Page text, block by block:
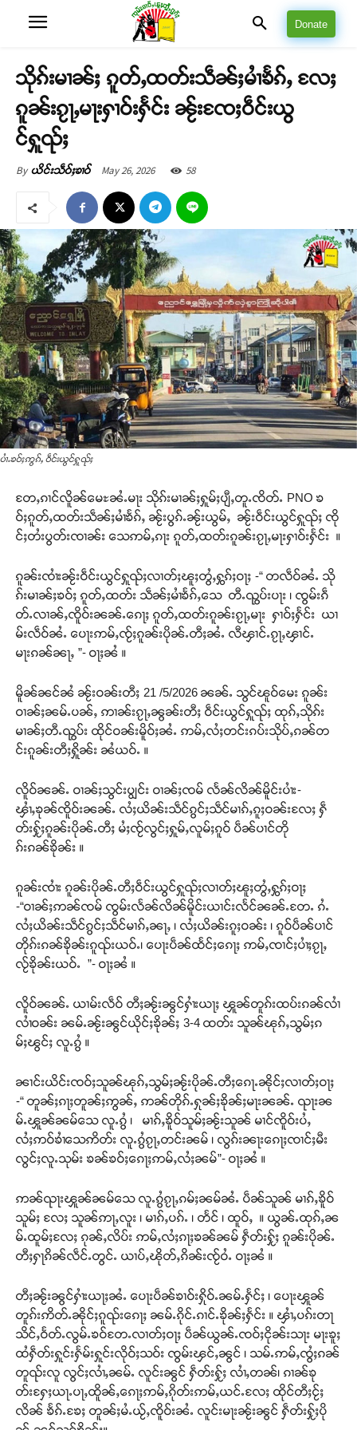
Donate
သိုၵ်းမၢၼ်ႈ ၵူတ်ႇထတ်းသဵၼ်ႈမၢႆၶႅၵ်ႇ လႄႈ
ၵူၼ်းၵႂႃႇမႃးႁၢဝ်းႁႅင်း ၼႂ်းၸႄႈဝဵင်းယွ
င်ႁူၺ်ႈ
By ယိင်းသဵဝ်ႈၶၢဝ် May 26, 2026 58
ပၢႆႉၶဝ်ႈဢွၵ်ႇ ဝဵင်းယွင်ႁူၺ်ႈ
တႄႇၵၢင်လိူၼ်မေႊၼႆႉမႃး သိုၵ်းမၢၼ်ႈႁူမ်ႈပျီႇတူႉၸိတ်ႉ PNO ၶ
ဝ်ႈၵူတ်ႇထတ်းသဵၼ်ႈမၢႆၶႅၵ်ႇ ၼႂ်းပွၵ်ႉၼႂ်းယွမ်ႇ ၼႂ်းဝဵင်းယွင်ႁူၺ်ႈ ၸို
င်ႈတႆးပွတ်းၸၢၼ်း သေဢမ်ႇၵႃး ၵူတ်ႇထတ်းၵူၼ်းၵႂႃႇမႃးႁၢဝ်းႁႅင်း ။
ၵူၼ်းၸၢႆးၼႂ်းဝဵင်းယွင်ႁူၺ်ႈလၢတ်ႈၽူႈတွႆႇႁွၵ်ႈဝႃႈ -“ တလဵဝ်ၼႆႉ သို
ၵ်းမၢၼ်ႈၶဝ်ႈ ၵူတ်ႇထတ်း သဵၼ်ႈမၢႆၶႅၵ်ႇသေ တီႉၺွပ်းပႃး ၊ ၸွမ်းၵဵ
တ်ႉလၢၼ်ႇၸိူဝ်းၼၼ်ႉၵေႃႈ ၵူတ်ႇထတ်းၵူၼ်းၵႂႃႇမႃး ႁၢဝ်ႈႁႅင်း ယၢ
မ်းလဵဝ်ၼႆႉ ပေႃးဢမ်ႇၸႂ်ႈၵူၼ်းပိုၼ်ႉတီႈၼႆႉ လီၾၢင်ႉၵႂႃႇၾၢင်ႉ
မႃးၵၼ်ၼႃႇ ”- ဝႃႈၼႆ ။
မိူၼ်ၼင်ၼႆ ၼႂ်းဝၼ်းတီႈ 21 /5/2026 ၼၼ်ႉ သွင်ၽူဝ်မေး ၵူၼ်း
ဝၢၼ်ႈၼမ်ႉပၼ်ႇ ဢၢၼ်းၵႂႃႇၼွၼ်းတီႈ ဝဵင်းယွင်ႁူၺ်ႈ ထုၵ်ႇသိုၵ်း
မၢၼ်ႈတီႉၺွပ်း ထိုင်ဝၼ်းမိူဝ်ႈၼႆႉ ဢမ်ႇလႆႈတင်းၵပ်းသိုပ်ႇၵၼ်တ
င်းၵူၼ်းတီႈႁိူၼ်း ၼႆယဝ်ႉ ။
လိူဝ်ၼၼ်ႉ ဝၢၼ်ႈသွင်းပျွင်း ဝၢၼ်ႈၸမ် လႅၼ်လိၼ်မိူင်းပၢႆး-
ၾၢႆႇၶုၼ်ၸိူဝ်းၼၼ်ႉ လႆႈယိၼ်းသဵင်ၵွင်ႈသဵင်မၢၵ်ႇၵူႈဝၼ်းလႄႈ ႁဵ
တ်းႁႂ်ႈၵူၼ်းပိုၼ်ႉတီႈ မႆႈၸႂ်လွင်ႈႁူမ်ႇလူမ်ႈၵူဝ် ပဵၼ်ပၢင်တို
ၵ်းၵၼ်ၶိုၼ်း ။
ၵူၼ်းၸၢႆး ၵူၼ်းပိုၼ်ႉတီႈဝဵင်းယွင်ႁူၺ်ႈလၢတ်ႈၽူႈတွႆႇႁွၵ်ႈဝႃႈ
-“ဝၢၼ်ႈဢၼ်ၸမ် ၸွမ်းလႅၼ်လိၼ်မိူင်းယၢင်းလႅင်ၼၼ်ႉတႄႉ ၵႆႉ
လႆႈယိၼ်းသဵင်ၵွင်ႈသဵင်မၢၵ်ႇၼႃႇ ၊ လႆႈယိၼ်းၵူႈဝၼ်း ၊ ၵူဝ်ပဵၼ်ပၢင်
တိုၵ်းၵၼ်ၶိုၼ်းၵူၺ်းယဝ်ႉ၊ ပေႃးပဵၼ်ထႅင်ႈၵေႃႈ ဢမ်ႇၸၢင်ႈပၢႆႈၵႂႃႇ
လႂ်ၶိုၼ်းယဝ်ႉ ”- ဝႃႈၼႆ ။
လိူဝ်ၼၼ်ႉ ယၢမ်းလဵဝ် တီႈၼႂ်းၼွင်ႁၢႆးယႃႈ ၾူၼ်တူၵ်းထပ်းၵၼ်လၢႆ
လၢႆဝၼ်း ၼမ်ႉၼႂ်းၼွင်ယိုင်ႈၶိုၼ်ႈ 3-4 ထတ်း သူၼ်ၽုၵ်ႇသွမ်ႈၵ
မ်ႈၽွင်ႈ လူႉၵွႆ ။
ၼၢင်းယိင်းၸဝ်ႈသူၼ်ၽုၵ်ႇသွမ်ႈၼႂ်းပိုၼ်ႉတီႈၵေႃႉၼိုင်ႈလၢတ်ႈဝႃႈ
-“ တူၼ်ႈၵႃႈတူၼ်ႈဢွၼ်ႇ ဢၼ်တိုၵ်ႉႁုၼ်ႈၶိုၼ်ႈမႃးၼၼ်ႉ ၺႃးၼ
မ်ႉၾူၼ်ၼမ်သေ လူႉၵွႆ ၊ မၢၵ်ႇၶိူဝ်သူမ်ႈၼႂ်းသူၼ် မၢင်ၸိူဝ်းပႆႇ
လႆႈဢဝ်ၶၢႆသေဢိတ်း လူႉၵွႆၵႂႃႇတင်းၼမ် ၊ လွၵ်းၼႃးၵေႃႈၸၢင်ႈမီး
လွင်ႈလူႉသုမ်း ၶၼ်ၶဝ်ႈၵေႃႈဢမ်ႇလႆႈၼမ်”- ဝႃႈၼႆ ။
ဢၼ်ၺႃးၾူၼ်ၼမ်သေ လူႉၵွႆၵႂႃႇၵမ်ႈၼမ်ၼႆႉ ပဵၼ်သူၼ် မၢၵ်ႇၶိူဝ်
သူမ်ႈ လႄႈ သူၼ်ဢႃႇလူး ၊ မၢၵ်ႇပၵ်ႉ ၊ တႅင် ၊ ထူဝ်ႇ ။ ယွၼ်ႉထုၵ်ႇၼ
မ်ႉထူမ်ႈလႄႈ ၵုၼ်ႇလိပ်း ဢမ်ႇလႆႈၵႃႈၶၼ်ၼမ် ႁဵတ်းႁႂ်ႈ ၵူၼ်းပိုၼ်ႉ
တီႈႁႃၵိၼ်လဵင်ႉတွင်ႉ ယၢပ်ႇၽိုတ်ႇၵိၼ်းၸႂ်ဝႆႉ ဝႃႈၼႆ ။
တီႈၼႂ်းၼွင်ႁၢႆးယႃႈၼႆႉ ပေႃးပဵၼ်ၶၢဝ်းႁိုဝ်ႉၼမ်ႉႁႅင်ႈ ၊ ပေႃးၾူၼ်
တူၵ်းဢိတ်ႉၼိုင်ႈၵူၺ်းၵေႃႈ ၼမ်ႉၵိုင်ႉၵၢင်ႉၶိုၼ်ႈႁႅင်း ။ ၾၢႆႇပၵ်းတႃ
သိင်ႇဝႅတ်ႉလွမ်ႉၶဝ်တႄႉလၢတ်ႈဝႃႈ ပဵၼ်ယွၼ်ႉၸဝ်ႈငိုၼ်းသႃး မႃးၶူႈ
ထႆႁဵတ်းႁူင်းႁႅမ်းႁူင်းလိုဝ်ႈသဝ်း ၸွမ်းၾင်ႇၼွင် ၊ သမ်ႉဢမ်ႇၸွႆႈၵၼ်
တူၺ်းလူ လွင်ႈလၢႆႇၼမ်ႉ လူင်းၼွင် ႁဵတ်းႁႂ်ႈ လၢႆႇတၼ်၊ ၵၢၼ်ၶု
တ်းႁႄႈယႃႉပႃႇထိူၼ်ႇၵေႃႈဢမ်ႇၵိုတ်းဢမ်ႇယင်ႉလႄႈ ထိုင်တီႈငႂ်ႈ
လိၼ် ၶႅၵ်ႉၶႄႈ တူၼ်ႈမႆႉယႂ်ႇၸိူဝ်းၼႆႉ လူင်းမႃးၼႂ်းၼွင် ႁဵတ်းႁႂ်ႈပို